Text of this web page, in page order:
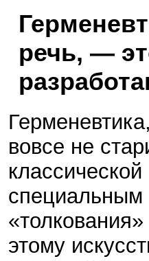
речь, —
вовсе не
специальным
этому